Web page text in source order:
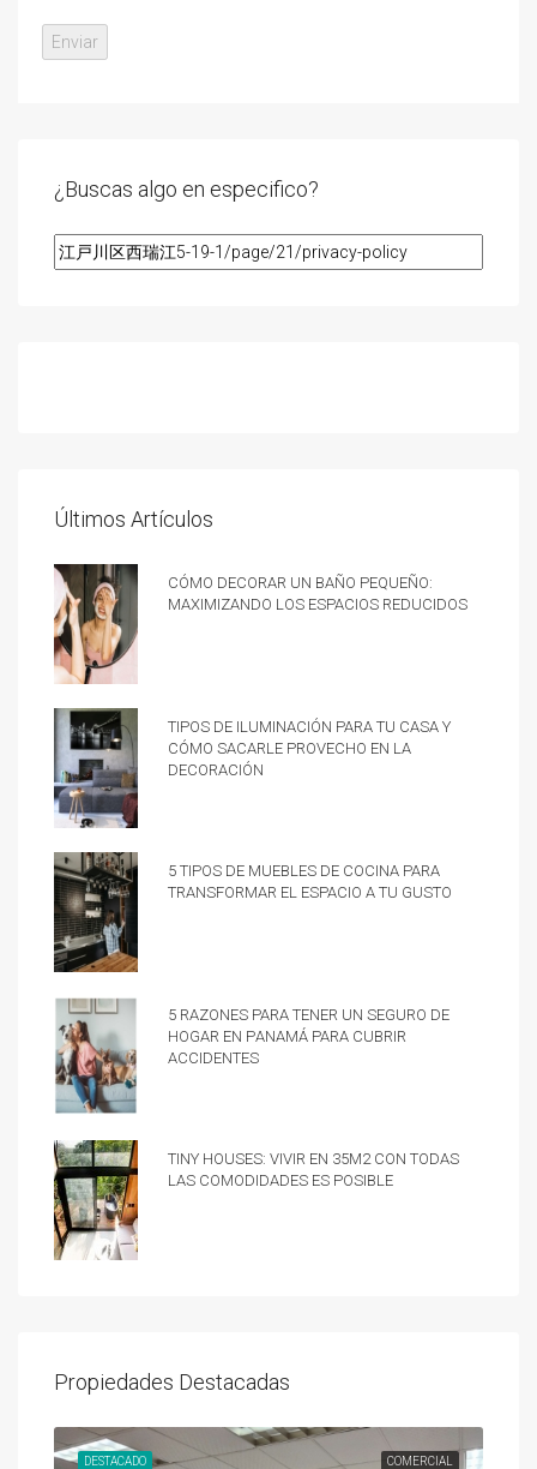
¿Buscas algo en especifico?
Últimos Artículos
Cómo decorar un baño pequeño:
Maximizando los espacios reducidos
Tipos de iluminación para tu casa y
cómo sacarle provecho en la
decoración
5 tipos de muebles de cocina para
transformar el espacio a tu gusto
5 razones para tener un Seguro de
hogar en Panamá para cubrir
accidentes
Tiny Houses: vivir en 35m2 con todas
las comodidades es posible
Propiedades Destacadas
COMERCIAL
DESTACADO